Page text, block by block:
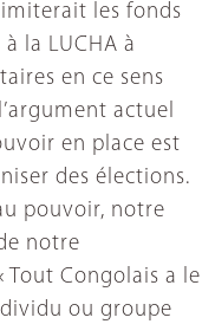
les fonds
la LUCHA à
en ce sens
actuel
en place est
des élections.
pouvoir, notre
notre
Congolais a le
ou groupe